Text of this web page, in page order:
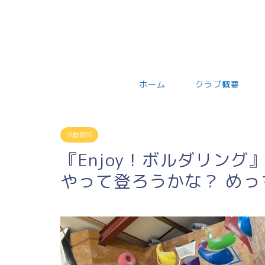
ホーム クラブ概要
活動報告
『Enjoy！ボルダリング
やって登ろうかな？ め